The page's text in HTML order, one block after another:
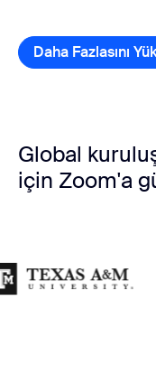
Daha Fazlasını
müşteri
Global
için Zoom'a